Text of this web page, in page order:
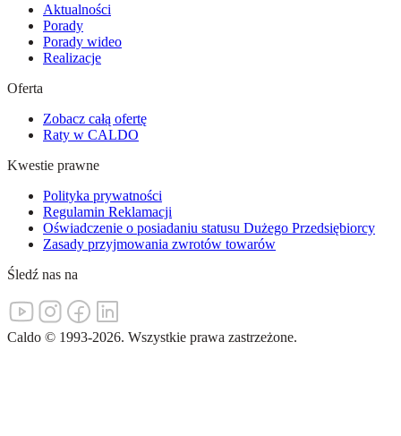
Aktualności
Porady
Porady wideo
Realizacje
Oferta
Zobacz całą ofertę
Raty w CALDO
Kwestie prawne
Polityka prywatności
Regulamin Reklamacji
Oświadczenie o posiadaniu statusu Dużego Przedsiębiorcy
Zasady przyjmowania zwrotów towarów
Śledź nas na
Caldo © 1993-2026. Wszystkie prawa zastrzeżone.